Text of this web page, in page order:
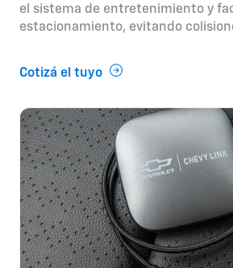
el sistema de entretenimiento y
estacionamiento, evitando
Cotizá el tuyo